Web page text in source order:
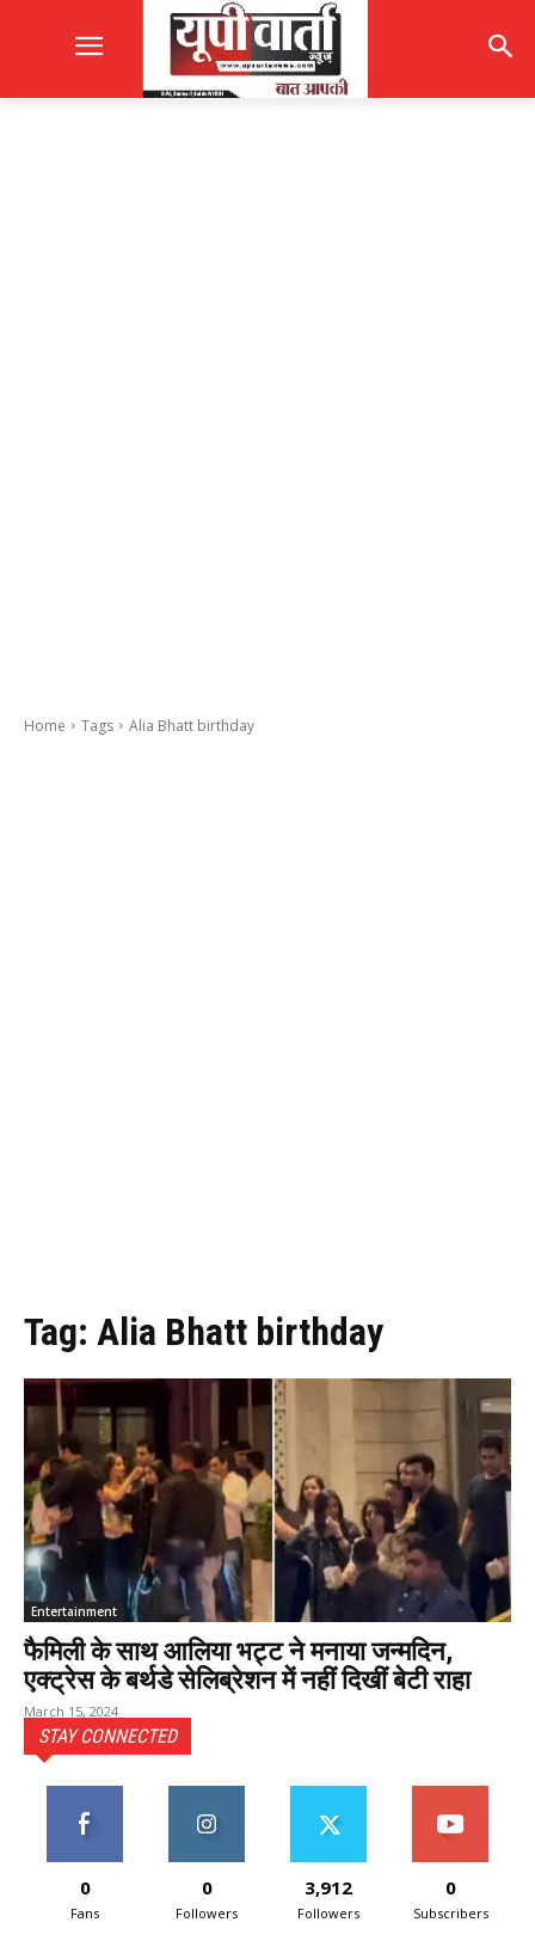
Home Tags Alia Bhatt birthday
Tag: Alia Bhatt birthday
Entertainment
फैमिली के साथ आलिया भट्ट ने मनाया जन्मदिन,
एक्ट्रेस के बर्थडे सेलिब्रेशन में नहीं दिखीं बेटी राहा
March 15, 2024
STAY CONNECTED
0
Fans
0
Followers
3,912
Followers
0
Subscribers